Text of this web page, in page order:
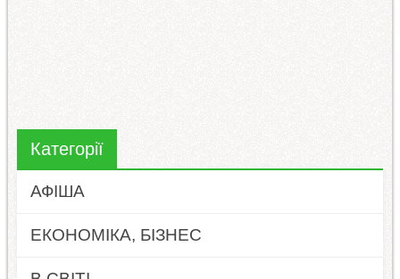
Категорії
АФІША
ЕКОНОМІКА, БІЗНЕС